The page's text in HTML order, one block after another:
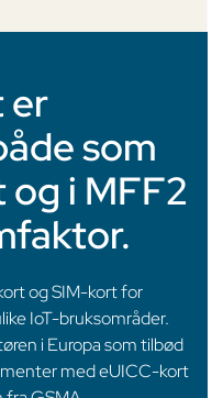
er
som
i MFF2
og SIM-kort for
IoT-bruksområder.
i Europa som tilbød
med eUICC-kort